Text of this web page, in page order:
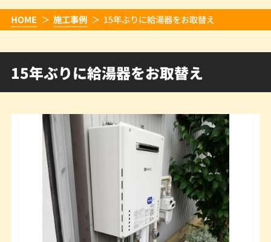
HOME 施工事例 15年ぶりに給湯器をお取替え
15年ぶりに給湯器をお取替え